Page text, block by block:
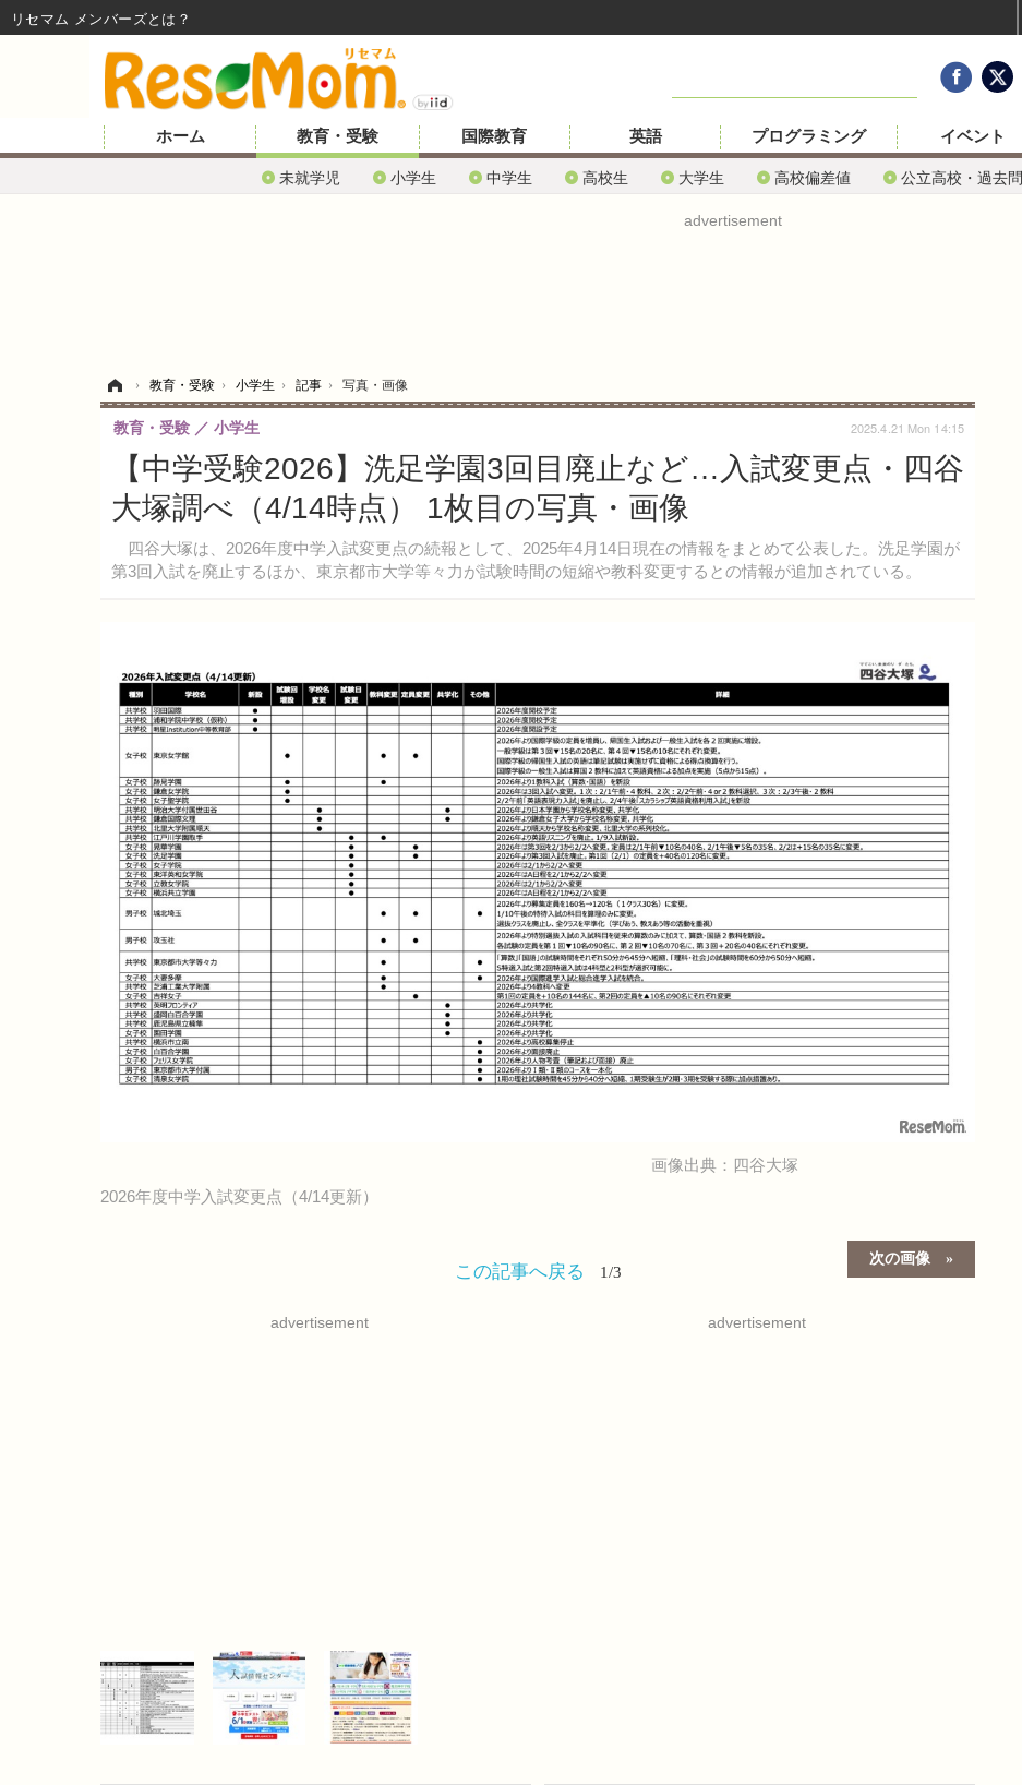
ホーム 教育・受験
未就学児 小学生 中学生 高校生 大学生 高校偏差値 公立高校・過去問
国際教育 英語 プログラミング イベント
advertisement
› 教育・受験 › 小学生 › 記事 › 写真・画像
【中学受験2026】洗足学園3回目廃止など…入試変更点・四谷
大塚調べ（4/14時点） 1枚目の写真・画像
四谷大塚は、2026年度中学入試変更点の続報として、2025年4月14日現在の情報をまとめて公表した。洗足学園が
第3回入試を廃止するほか、東京都市大学等々力が試験時間の短縮や教科変更するとの情報が追加されている。
教育・受験 小学生 2025.4.21 Mon 14:15
画像出典：四谷大塚
2026年度中学入試変更点（4/14更新）
次の画像
この記事へ戻る 1/3
advertisement advertisement
リセマム メンバーズ